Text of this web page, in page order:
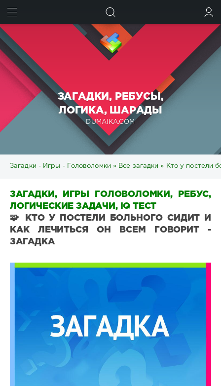
ЗАГАДКИ, РЕБУСЫ,
ЛОГИКА, ШАРАДЫ
DUMAIKA.COM
Загадки - Игры - Головоломки » Все загадки » Кто у постели
ЗАГАДКИ, ИГРЫ ГОЛОВОЛОМКИ, РЕБУС,
ЛОГИЧЕСКИЕ ЗАДАЧИ, IQ ТЕСТ
🧩 КТО У ПОСТЕЛИ БОЛЬНОГО СИДИТ И
КАК ЛЕЧИТЬСЯ ОН ВСЕМ ГОВОРИТ -
ЗАГАДКА